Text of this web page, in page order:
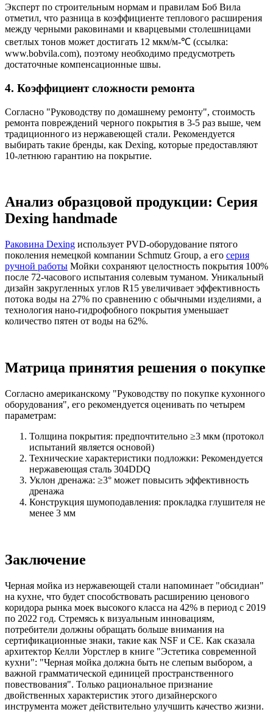
Эксперт по строительным нормам и правилам Боб Вила
отметил, что разница в коэффициенте теплового расширения
между черными раковинами и кварцевыми столешницами
светлых тонов может достигать 12 мкм/м-℃ (ссылка:
www.bobvila.com), поэтому необходимо предусмотреть
достаточные компенсационные швы.
4. Коэффициент сложности ремонта
Согласно "Руководству по домашнему ремонту", стоимость
ремонта повреждений черного покрытия в 3-5 раз выше, чем
традиционного из нержавеющей стали. Рекомендуется
выбирать такие бренды, как Dexing, которые предоставляют
10-летнюю гарантию на покрытие.
Анализ образцовой продукции: Серия
Dexing handmade
Раковина Dexing использует PVD-оборудование пятого
поколения немецкой компании Schmutz Group, а его серия
ручной работы Мойки сохраняют целостность покрытия 100%
после 72-часового испытания солевым туманом. Уникальный
дизайн закругленных углов R15 увеличивает эффективность
потока воды на 27% по сравнению с обычными изделиями, а
технология нано-гидрофобного покрытия уменьшает
количество пятен от воды на 62%.
Матрица принятия решения о покупке
Согласно американскому "Руководству по покупке кухонного
оборудования", его рекомендуется оценивать по четырем
параметрам:
Толщина покрытия: предпочтительно ≥3 мкм (протокол
испытаний является основой)
Технические характеристики подложки: Рекомендуется
нержавеющая сталь 304DDQ
Уклон дренажа: ≥3° может повысить эффективность
дренажа
Конструкция шумоподавления: прокладка глушителя не
менее 3 мм
Заключение
Черная мойка из нержавеющей стали напоминает "обсидиан"
на кухне, что будет способствовать расширению ценового
коридора рынка моек высокого класса на 42% в период с 2019
по 2022 год. Стремясь к визуальным инновациям,
потребители должны обращать больше внимания на
сертификационные знаки, такие как NSF и CE. Как сказала
архитектор Келли Уорстлер в книге "Эстетика современной
кухни": "Черная мойка должна быть не слепым выбором, а
важной грамматической единицей пространственного
повествования". Только рациональное признание
двойственных характеристик этого дизайнерского
инструмента может действительно улучшить качество жизни.